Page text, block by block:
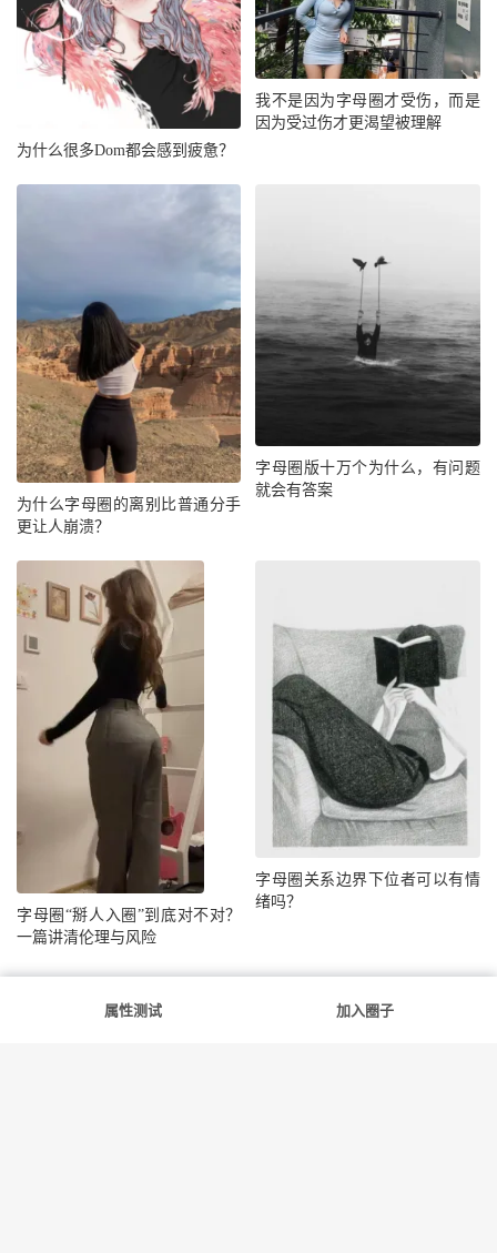
为什么很多Dom都会感到疲惫？
我不是因为字母圈才受伤，而是
因为受过伤才更渴望被理解
为什么字母圈的离别比普通分手
更让人崩溃？
字母圈版十万个为什么，有问题
就会有答案
字母圈“掰人入圈”到底对不对？
一篇讲清伦理与风险
字母圈关系边界下位者可以有情
绪吗？
属性测试 加入圈子